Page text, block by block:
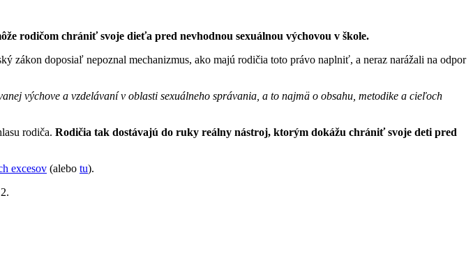
rodičom chrániť svoje dieťa pred nevhodnou sexuálnou výchovou v škole.
zákon doposiaľ nepoznal mechanizmus, ako majú rodičia toto právo naplniť, a neraz narážali na odpor
výchove a vzdelávaní v oblasti sexuálneho správania, a to najmä o obsahu, metodike a cieľoch
rodiča. Rodičia tak dostávajú do ruky reálny nástroj, ktorým dokážu chrániť svoje deti pred
excesov (alebo tu).